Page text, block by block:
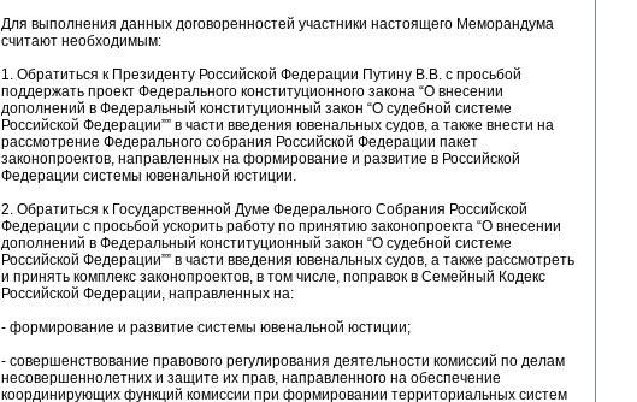
Для выполнения данных договоренностей участники настоящего Меморандума
считают необходимым:
1. Обратиться к Президенту Российской Федерации Путину В.В. с просьбой
поддержать проект Федерального конституционного закона “О внесении
дополнений в Федеральный конституционный закон “О судебной системе
Российской Федерации”” в части введения ювенальных судов, а также внести на
рассмотрение Федерального собрания Российской Федерации пакет
законопроектов, направленных на формирование и развитие в Российской
Федерации системы ювенальной юстиции.
2. Обратиться к Государственной Думе Федерального Собрания Российской
Федерации с просьбой ускорить работу по принятию законопроекта “О внесении
дополнений в Федеральный конституционный закон “О судебной системе
Российской Федерации”” в части введения ювенальных судов, а также рассмотреть
и принять комплекс законопроектов, в том числе, поправок в Семейный Кодекс
Российской Федерации, направленных на:
- формирование и развитие системы ювенальной юстиции;
- совершенствование правового регулирования деятельности комиссий по делам
несовершеннолетних и защите их прав, направленного на обеспечение
координирующих функций комиссии при формировании территориальных систем